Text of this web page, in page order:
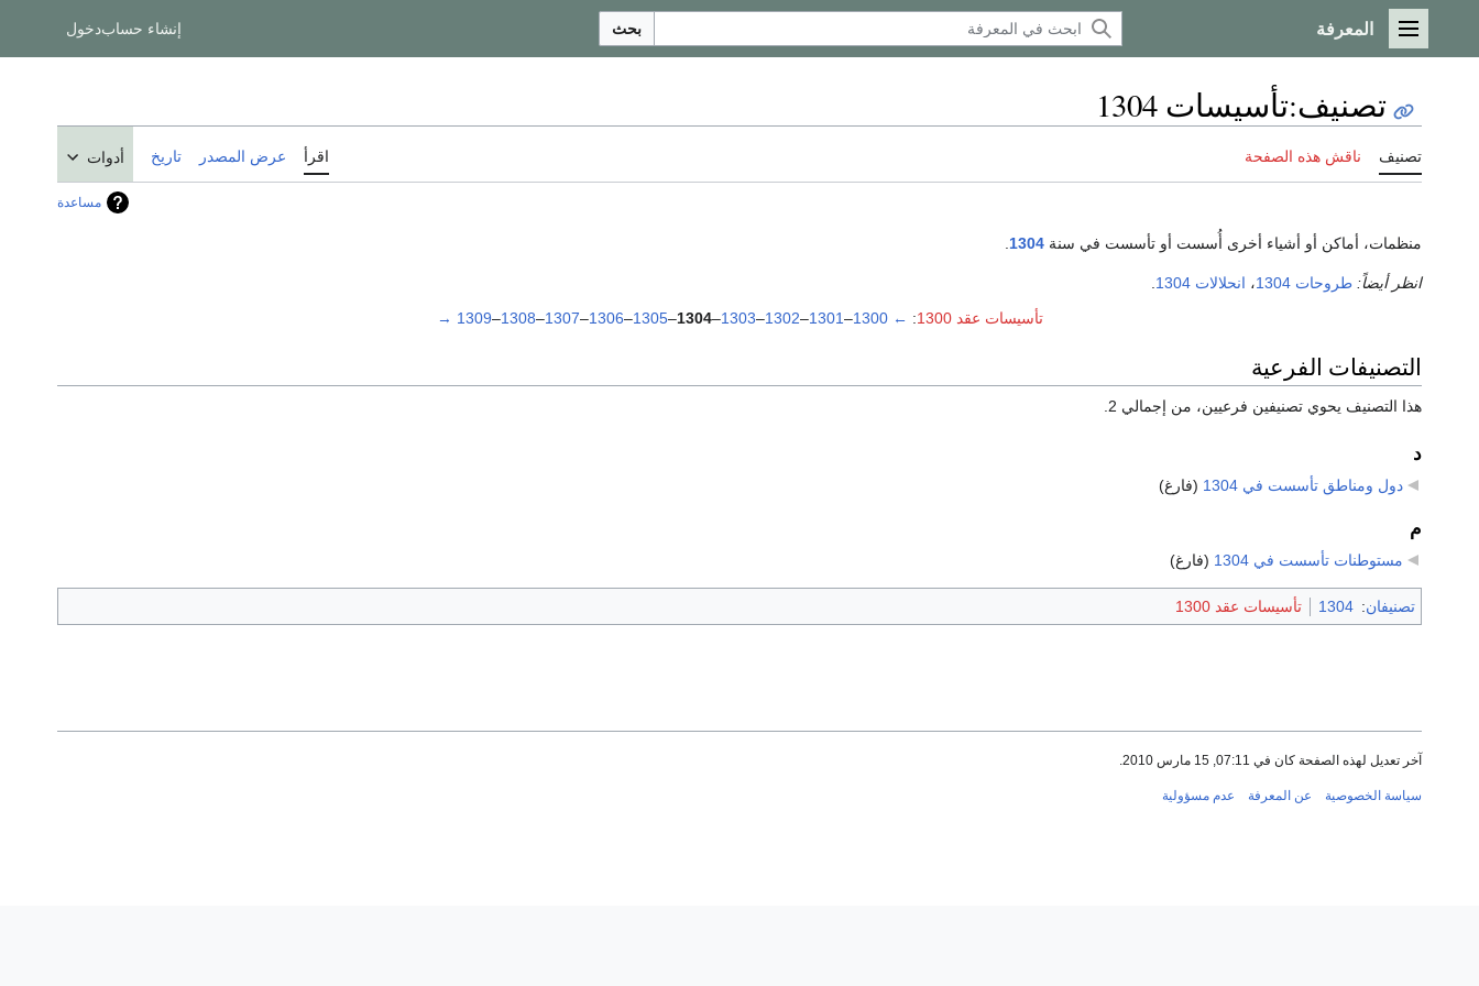
القائمة الرئيسية
المعرفة بحث إنشاء حسابدخول
تصنيف:تأسيسات 1304
تصنيف ناقش هذه الصفحة اقرأ عرض المصدر تاريخ أدوات
مساعدة
منظمات، أماكن أو أشياء أخرى أُسست أو تأسست في سنة 1304
انظر أيضاً: طروحات 1304 ، انحلالات 1304
تأسيسات عقد 1300
:
←
1300
–
1301
–
1302
–
1303
–
1304
–
1305
–
1306
–
1307
–
1308
–
1309
→
التصنيفات الفرعية
هذا التصنيف يحوي تصنيفين فرعيين، من إجمالي 2.
د
دول ومناطق تأسست في 1304 (فارغ)
م
مستوطنات تأسست في 1304 (فارغ)
تصنيفان:
1304 تأسيسات عقد 1300
آخر تعديل لهذه الصفحة كان في 07:11, 15 مارس 2010.
سياسة الخصوصية عن المعرفة عدم مسؤولية